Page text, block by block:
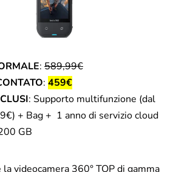
: 589,99€
: 459€
: Supporto multifunzione (dal
+ Bag + 1 anno di servizio cloud
GB
videocamera 360° TOP di gamma